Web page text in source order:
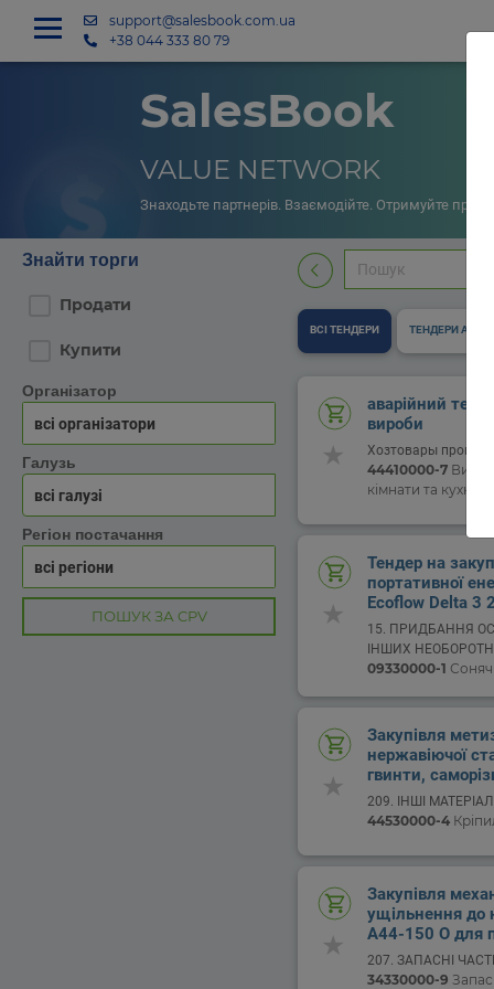
support@salesbook.com.ua
+38 044 333 80 79
SalesBook
VALUE NETWORK
Знаходьте партнерів. Взаємодійте. Отримуйте
Знайти торги
Продати
Купити
Організатор
Галузь
всі галузі
Регіон постачання
ПОШУК ЗА CPV
ВСІ ТЕНДЕРИ ТЕНДЕРИ APS
аварійний
вироби
Хозтовары
44410000-7
кімнати та кухні
Тендер на
портативної
Ecoflow Delta 3
1000 Вт / 1920
потреб ВП
елеватор"
15. ПРИДБАННЯ
ІНШИХ
АКТИВІВ
09330000-1
Закупівля
нержавіючої
гвинти,
7991, DIN 7982,
931, сталь A2,
Яреськівський
ТОВ
209. ІНШІ
44530000-4
Закупівля
ущільнення до
A44-150 O для
Яреськівський
ТОВ
207. ЗАПАСНІ
34330000-9